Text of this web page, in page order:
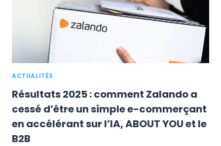
LA
LIVRAISON
LE
DARTY)
ACTUALITÉS
Résultats 2025 : comment Zalando a
cessé d’être un simple e-commerçant
en accélérant sur l’IA, ABOUT YOU et le
B2B